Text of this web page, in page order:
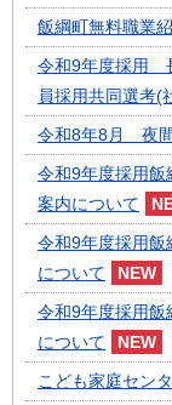
飯綱町無料職業
令和9年度採用
員採用共同選考(
令和8年8月 夜
令和9年度採用飯
案内について
令和9年度採用飯
について
令和9年度採用飯
について
こども家庭セン